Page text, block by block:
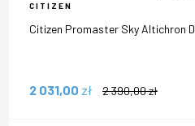
CITIZEN
Citizen Promaster Sky Altichron
2 031,00 zł 2 390,00zł